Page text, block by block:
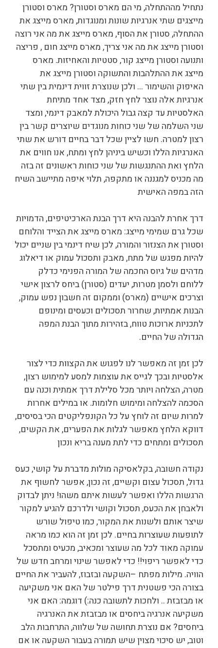
נתחיל מההתחלה, מי הם מארס וסטורן? מארס וסטורן
מייצגים שתי אנרגיות שונות ומנוגדות, מארס מייצג את
ההתחלה, סטורן את הסוף, מארס מייצג את מה אני רוצה
וסטורן מייצג את מה אני צריך, מארס מייצג חום , פריצה
ותנועה וסטורן מייצג קור, סטטיות והאחיזות. מארס
מייצג את ההתלהבות והתשוקה וסטורן מייצג את
האיפוק והשימור … ולכן שנוצרת זווית דינמית בין שתי
אנרגיות אלה נוצר לחץ חזק, מצד אחד מתיחת
האלסטיות עד קצה גבול היכולת למאבק דינמי, ומצד
שני השלמה של שני כוחות מנוגדים שיוצרים קשר בין
רצון למטרה. חשו לציין שכל דבר בחיים דורש את שתי
האנרגיות הללו וכשיש ביניהן לחץ ומתח, אנו חווים את
הלחץ ואת ההתנגשות של שני כוחות ראשונים זה בזה
מה מכניס למגננה או מתקפה, תלוי איפה מתיישב השיח
הזה במפה האישית
דרך אחרת להבנה היא דרך הבנת הארכיטיפים, הדמויות
שכל גרם שמימי מייצג: מארס מייצג את הצייד והלוחם
וסטורן את הצנזור והמורה, לכן שיח דינמי בין שניים יכול
להיות מפגש של מתח, מאבק ותסכול עמוק או דיאלוג
מדהים של גיוס החכמה של המורה הפנימי כדלק
ללוחם ולסמן מטרות, יעדים (סטורן) ביחס לרצון אישי
וצרכים אישיים (מארס) וממקום זה חשבון נפש עמוק,
הבנות אמתיות, שחרור תסכולים וכעסים ומינופם
לתכניות ארוכות טווח, בזהירות מתוך הבנת המפה
הגדולה של החיים.
לכן זמן זה מאפשר לנו לפגוש את הקצוות כדי לצור
אלסטיות ובכך לגייס את עוצמות למסע למימוש רצון,
מטרה, הצלחה ויותר מכל סלילת דרך אמתית וכנה עם
הסכמה להצלחה ומימוש חלומות. או במילים אחרות
למרות שיום זה לוחץ על כל הקונפליקטים הכי בסיסים,
דווקא הלחץ מאפשר לגלות את הפערים, את הקשים,
תסכולים ומתחים כדי לתת מענה בריא ונכון
נקודה חשובה, בקלאסיקה מולות מדברת על קושי, כעס
גדול, תסכול עצום וקשיים, זה נכון, אפשר לחשוף את
הרגשות הללו ואפשר לעשות איתם משהו! ניתן לבדוק
ולאבחן את הכעס, תסכול וקושי ולדרכם להגיע למקור
שיצר אותם ולשנות את המקור, כמו טיפול שורש
לתופעות שעוצרות בחיים. לכן זמן זה הוא כמו מראה
עמוקה מאוד לכל מה שעוצר ומכאיב, מכעיס ומתסכל
כדי לאפשר ריפוי!! כדי לאפשר שינוי ומרחב חדש של
הוויה. מילות מפתח –השקעה ובזבוז, להעביר את החיים
בצורה הכי פשטנית דרך פילטר של האם אני משקיעה
או מבזבזת .. ולחכות לתשובה כנה:) דוגמה: האם אני
משקיעה אנרגיה ביחסים או מבזבזת את האנרגיה
ביחסים? אם נוצרת תחושה של שלווה, התרחבות הלב
וטוב, יש סיכוי מצוין שיש תמורה בעבור השקעה או אם